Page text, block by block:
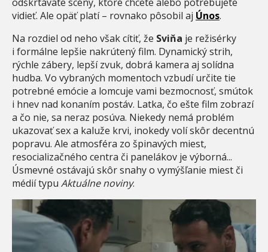
vidieť. Ale opäť platí – rovnako pôsobil aj Únos.
Na rozdiel od neho však cítiť, že Sviňa je režisérky
i formálne lepšie nakrútený film. Dynamický strih,
rýchle zábery, lepší zvuk, dobrá kamera aj solídna
hudba. Vo vybraných momentoch vzbudí určite tie
potrebné emócie a lomcuje vami bezmocnosť, smútok
i hnev nad konaním postáv. Latka, čo ešte film zobrazí
a čo nie, sa neraz posúva. Niekedy nemá problém
ukazovať sex a kaluže krvi, inokedy volí skôr decentnú
popravu. Ale atmosféra zo špinavých miest,
resocializačného centra či panelákov je výborná...
Úsmevné ostávajú skôr snahy o vymýšľanie miest či
médií typu Aktuálne noviny.